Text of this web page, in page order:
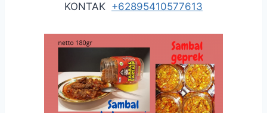
KONTAK +62895410577613